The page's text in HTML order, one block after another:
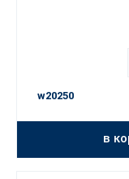
w20250
в